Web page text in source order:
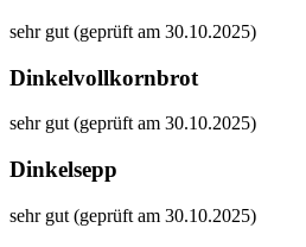
sehr gut (geprüft am 30.10.2025)
Dinkelvollkornbrot
sehr gut (geprüft am 30.10.2025)
Dinkelsepp
sehr gut (geprüft am 30.10.2025)